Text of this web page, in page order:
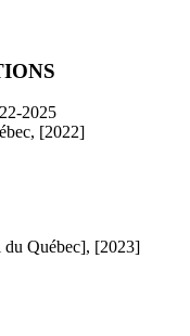
2025
[2022]
du Québec], [2023]